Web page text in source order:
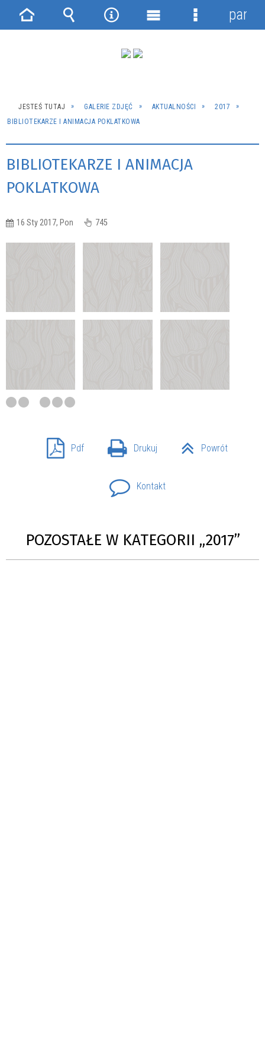
JESTEŚ TUTAJ GALERIE ZDJĘĆ AKTUALNOŚCI
2017
BIBLIOTEKARZE I ANIMACJA POKLATKOWA
BIBLIOTEKARZE I ANIMACJA
POKLATKOWA
16 Sty 2017, Pon 745
Pdf Drukuj Powrót
Kontakt
POZOSTAŁE W KATEGORII „2017”
Strona Wyszukiwarka
NarzędziaMenu
Menu
panel